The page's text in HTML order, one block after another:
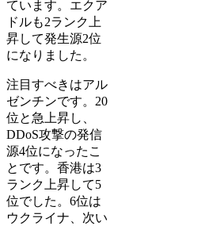
ています。エクア
ドルも2ランク上
昇して発生源2位
になりました。
注目すべきはアル
ゼンチンです。20
位と急上昇し、
DDoS攻撃の発信
源4位になったこ
とです。香港は3
ランク上昇して5
位でした。6位は
ウクライナ、次い